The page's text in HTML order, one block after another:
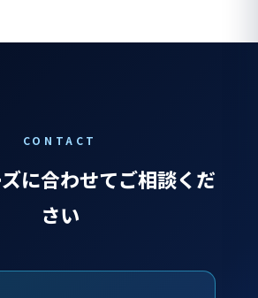
CONTACT
に合わせてご相談くだ
さい